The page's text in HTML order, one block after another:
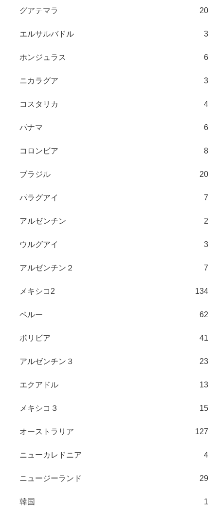
グアテマラ 20
エルサルバドル 3
ホンジュラス 6
ニカラグア 3
コスタリカ 4
パナマ 6
コロンビア 8
ブラジル 20
パラグアイ 7
アルゼンチン 2
ウルグアイ 3
アルゼンチン２ 7
メキシコ2 134
ペルー 62
ボリビア 41
アルゼンチン３ 23
エクアドル 13
メキシコ３ 15
オーストラリア 127
ニューカレドニア 4
ニュージーランド 29
韓国 1